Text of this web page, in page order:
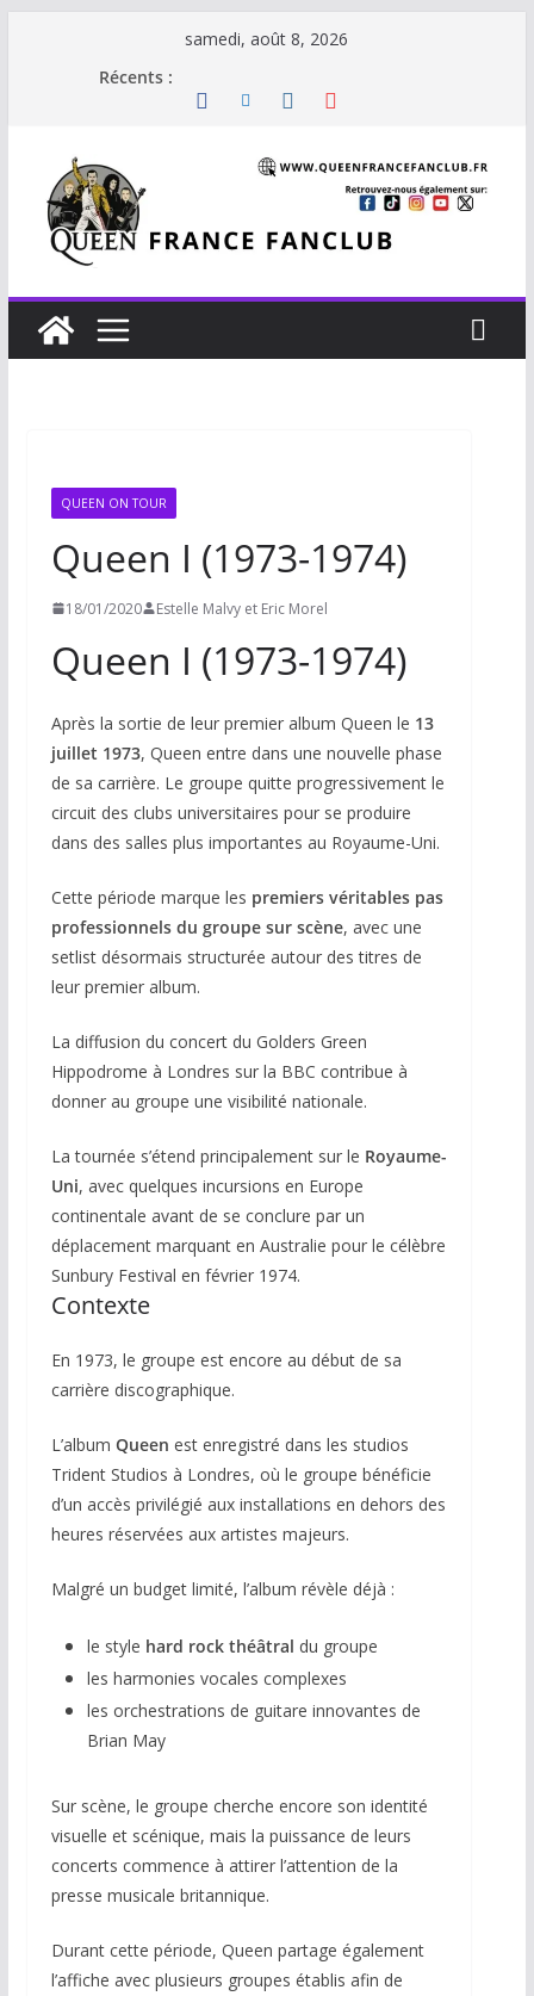
samedi, août 8, 2026
Récents :
QUEEN ON TOUR
Queen I (1973-1974)
18/01/2020 Estelle Malvy et Eric Morel
Queen I (1973-1974)
Après la sortie de leur premier album Queen le 13
juillet 1973, Queen entre dans une nouvelle phase
de sa carrière. Le groupe quitte progressivement le
circuit des clubs universitaires pour se produire
dans des salles plus importantes au Royaume-Uni.
Cette période marque les premiers véritables pas
professionnels du groupe sur scène, avec une
setlist désormais structurée autour des titres de
leur premier album.
La diffusion du concert du Golders Green
Hippodrome à Londres sur la BBC contribue à
donner au groupe une visibilité nationale.
La tournée s’étend principalement sur le Royaume-
Uni, avec quelques incursions en Europe
continentale avant de se conclure par un
déplacement marquant en Australie pour le célèbre
Sunbury Festival en février 1974.
Contexte
En 1973, le groupe est encore au début de sa
carrière discographique.
L’album Queen est enregistré dans les studios
Trident Studios à Londres, où le groupe bénéficie
d’un accès privilégié aux installations en dehors des
heures réservées aux artistes majeurs.
Malgré un budget limité, l’album révèle déjà :
le style hard rock théâtral du groupe
les harmonies vocales complexes
les orchestrations de guitare innovantes de
Brian May
Sur scène, le groupe cherche encore son identité
visuelle et scénique, mais la puissance de leurs
concerts commence à attirer l’attention de la
presse musicale britannique.
Durant cette période, Queen partage également
l’affiche avec plusieurs groupes établis afin de